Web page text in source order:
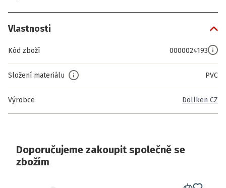
Vlastnosti
Kód zboží 0000024193
Složení materiálu PVC
Výrobce Döllken CZ
Doporučujeme zakoupit společně se
zbožím